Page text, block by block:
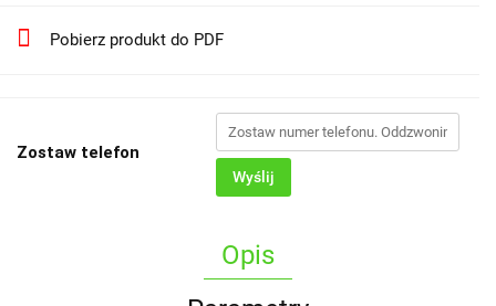
Pobierz produkt do PDF
Zostaw telefon
Wyślij
Opis